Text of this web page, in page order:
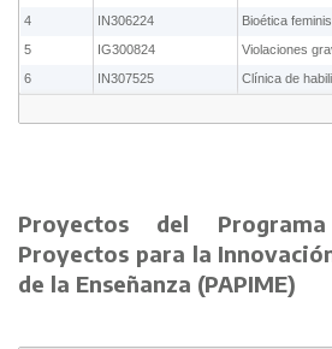
4
IN306224
Bioética
5
IG300824
6
IN307525 Clínica de
Proyectos del
Proyectos para la
de la Enseñanza (PAPIME)